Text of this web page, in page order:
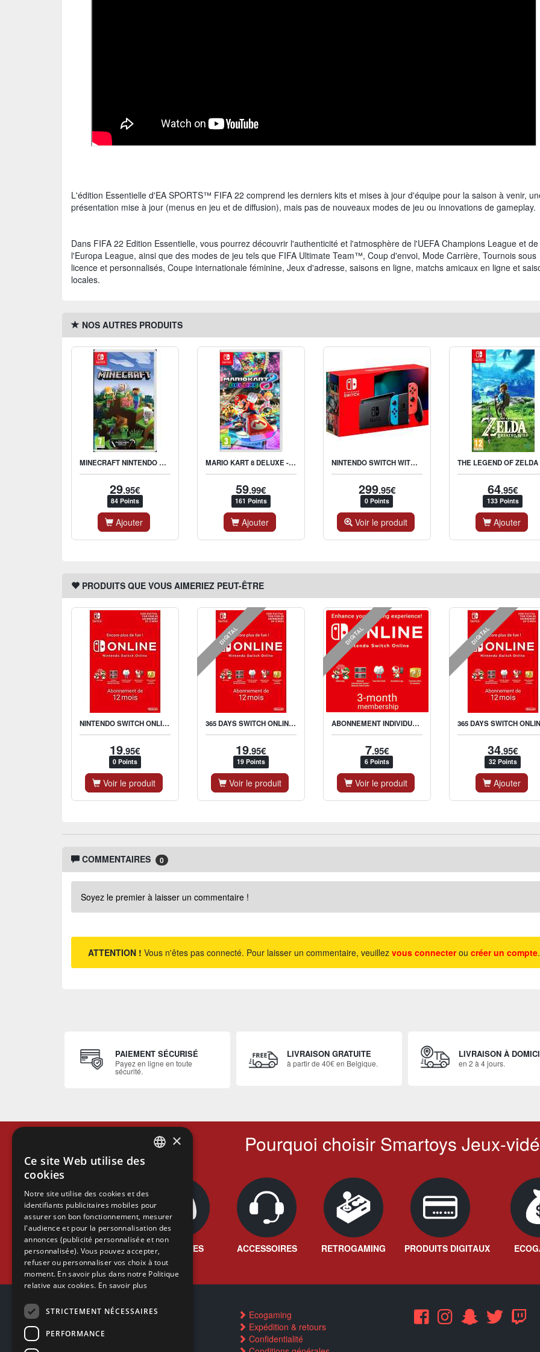
L'édition Essentielle d'EA SPORTS™ FIFA 22 comprend les derniers kits et mises à jour d'équipe pour la saison à venir,
présentation mise à jour (menus en jeu et de diffusion), mais pas de nouveaux modes de jeu ou innovations de gameplay.
Dans FIFA 22 Edition Essentielle, vous pourrez découvrir l'authenticité et l'atmosphère de l'UEFA Champions League et de
l'Europa League, ainsi que des modes de jeu tels que FIFA Ultimate Team™, Coup d'envoi, Mode Carrière, Tournois sous
licence et personnalisés, Coupe internationale féminine, Jeux d'adresse, saisons en ligne, matchs amicaux en ligne et
locales.
NOS AUTRES PRODUITS
MINECRAFT NINTENDO SWITCH EDITION
29.95€
84 Points
Ajouter
MARIO KART 8 DELUXE - NINTENDO SWITCH
59.99€
161 Points
Ajouter
NINTENDO SWITCH WITH JOY-CON PAIR NEON RED & BLUE
299.95€
0 Points
Voir le produit
64.95€
133 Points
Ajouter
PRODUITS QUE VOUS AIMERIEZ PEUT-ÊTRE
NINTENDO SWITCH ONLINE 12 MONTHS 19.99€
19.95€
0 Points
Voir le produit
365 DAYS SWITCH ONLINE MEMBERSHIP (INDIVIDUAL)
19.95€
19 Points
Voir le produit
DIGITAL
ABONNEMENT INDIVIDUEL NINTENDO SWITCH ONLINE 90 JOURS
7.95€
6 Points
Voir le produit
DIGITAL
34.95€
32 Points
Ajouter
DIGITAL
COMMENTAIRES 0
Soyez le premier à laisser un commentaire !
ATTENTION ! Vous n'êtes pas connecté. Pour laisser un commentaire, veuillez vous connecterou créer un compte.
PAIEMENT SÉCURISÉ
Payez en ligne en toute
sécurité.
LIVRAISON GRATUITE
à partir de 40€ en Belgique.
LIVRAISON À
en 2 à 4 jours.
Pourquoi choisir Smartoys Jeux-
JEUX VIDÉO CONSOLES ACCESSOIRES RETROGAMING PRODUITS DIGITAUX
Contactez-nous
Trouver un magasin
Ecogaming
Expédition & retours
Confidentialité
ENGLISH
×
Ce site Web utilise des
cookies
Notre site utilise des cookies et des
identifiants publicitaires mobiles pour
assurer son bon fonctionnement, mesurer
l'audience et pour la personnalisation des
annonces (publicité personnalisée et non
personnalisée). Vous pouvez accepter,
refuser ou personnaliser vos choix à tout
moment. En savoir plus dans notre Politique
relative aux cookies. En savoir plus
STRICTEMENT NÉCESSAIRES
PERFORMANCE